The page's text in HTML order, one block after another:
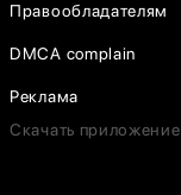
Правообладателям
DMCA complain
Реклама
Скачать приложение